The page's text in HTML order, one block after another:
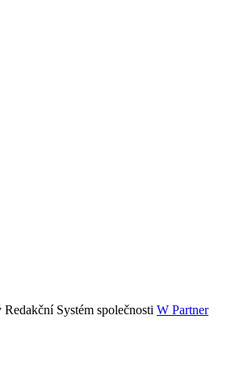
Systém společnosti W Partner